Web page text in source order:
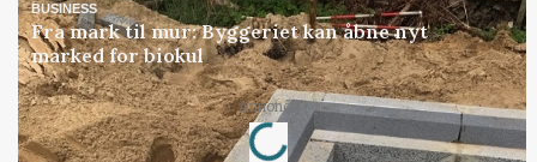
BUSINESS
Fra mark til mur: Byggeriet kan åbne nyt
marked for biokul
Annonce
Loading...